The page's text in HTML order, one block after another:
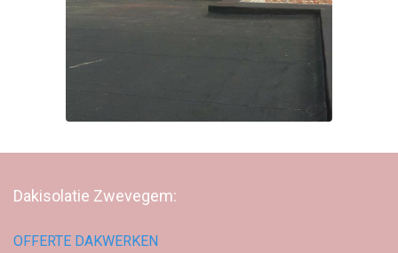
Dakisolatie Zwevegem:
OFFERTE DAKWERKEN